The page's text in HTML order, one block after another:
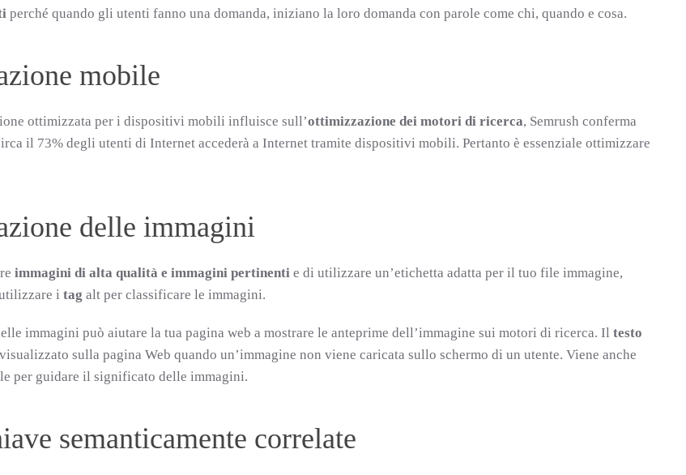
perché quando gli utenti fanno una domanda, iniziano la loro domanda con parole come chi, quando e cosa.
mobile
ottimizzata per i dispositivi mobili influisce sull’ottimizzazione dei motori di ricerca, Semrush conferma
il 73% degli utenti di Internet accederà a Internet tramite dispositivi mobili. Pertanto è essenziale ottimizzare
delle immagini
immagini di alta qualità e immagini pertinenti e di utilizzare un’etichetta adatta per il tuo file immagine,
i tag alt per classificare le immagini.
immagini può aiutare la tua pagina web a mostrare le anteprime dell’immagine sui motori di ricerca. Il testo
sulla pagina Web quando un’immagine non viene caricata sullo schermo di un utente. Viene anche
per guidare il significato delle immagini.
semanticamente correlate